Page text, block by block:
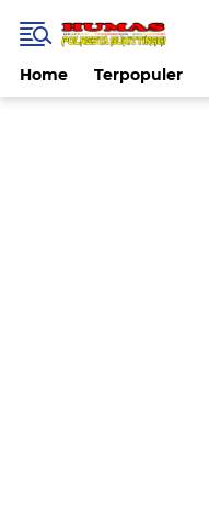
Home Terpopuler